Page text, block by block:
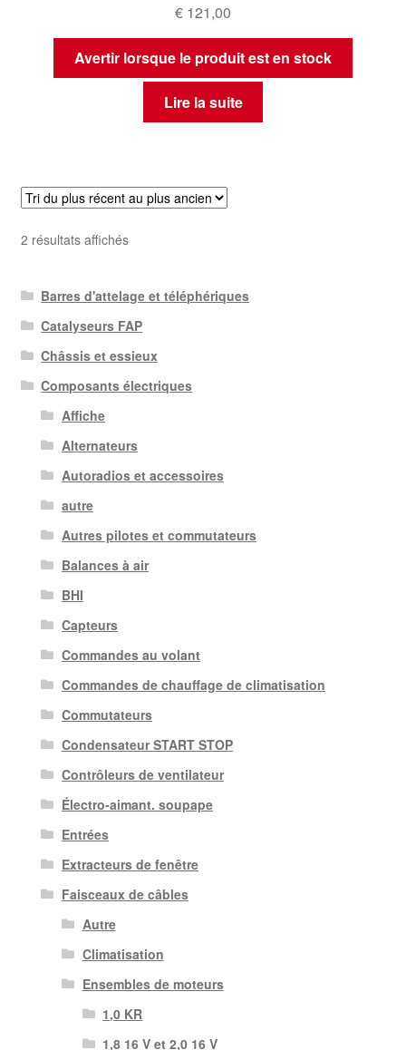
€ 121,00
Avertir lorsque le produit est en stock
Lire la suite
2 résultats affichésTrié
récent
au
plus
ancien
Barres d'attelage et téléphériques
Catalyseurs FAP
Châssis et essieux
Composants électriques
Affiche
Alternateurs
Autoradios et accessoires
autre
Autres pilotes et commutateurs
Balances à air
BHI
Capteurs
Commandes au volant
Commandes de chauffage de climatisation
Commutateurs
Condensateur START STOP
Contrôleurs de ventilateur
Électro-aimant. soupape
Entrées
Extracteurs de fenêtre
Faisceaux de câbles
Autre
Climatisation
Ensembles de moteurs
1,0 KR
1,8 16 V et 2,0 16 V